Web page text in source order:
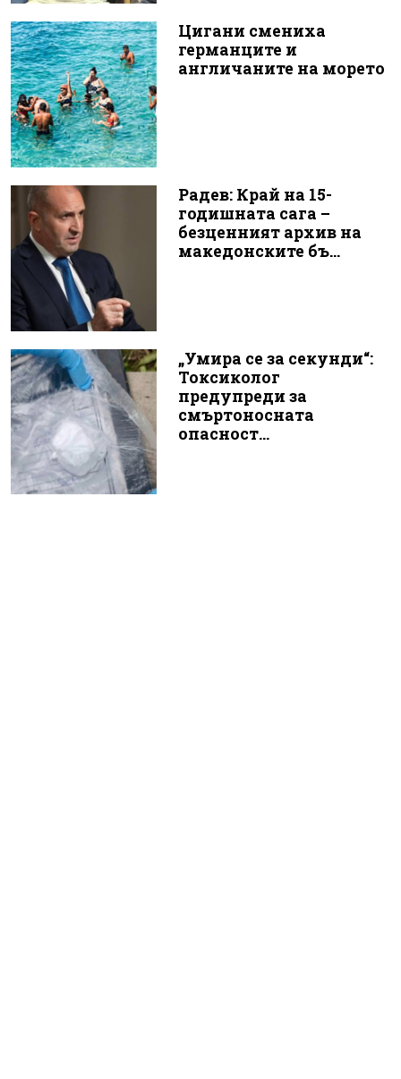
Цигани смениха
германците и
англичаните на морето
Радев: Край на 15-
годишната сага –
безценният архив на
македонските бъ...
„Умира се за секунди“:
Токсиколог
предупреди за
смъртоносната
опасност...